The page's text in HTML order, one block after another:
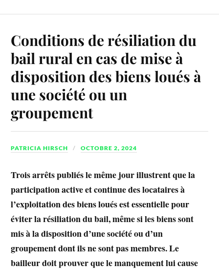
Conditions de résiliation du
bail rural en cas de mise à
disposition des biens loués à
une société ou un
groupement
PATRICIA HIRSCH OCTOBRE 2, 2024
Trois arrêts publiés le même jour illustrent que la
participation active et continue des locataires à
l’exploitation des biens loués est essentielle pour
éviter la résiliation du bail, même si les biens sont
mis à la disposition d’une société ou d’un
groupement dont ils ne sont pas membres. Le
bailleur doit prouver que le manquement lui cause